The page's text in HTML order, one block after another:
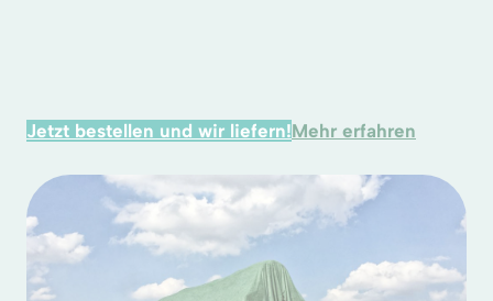
Jetzt bestellen und wir liefern!Mehr erfahren